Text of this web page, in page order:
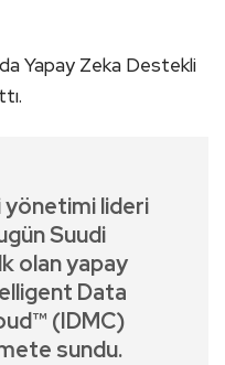
Yapay Zeka Destekli
yönetimi lideri
Suudi
olan yapay
Data
(IDMC)
sundu.